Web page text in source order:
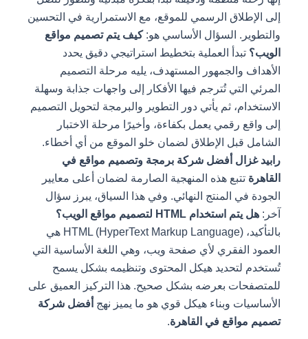
إلى الإطلاق الرسمي للموقع، مع الاستمرارية في التحسين
والتطوير. السؤال الأساسي هو:كيف يتم تصميم مواقع
الويب؟تبدأ العملية بتخطيط استراتيجي دقيق يحدد
الأهداف والجمهور المستهدف، يليه مرحلة التصميم
المرئي التي تُترجم فيها الأفكار إلى واجهات جذابة وسهلة
الاستخدام، ثم يأتي دور التطوير والبرمجة لتحويل التصميم
إلى واقع رقمي يعمل بكفاءة، وأخيرًا مرحلة الاختبار
الشامل قبل الإطلاق لضمان خلو الموقع من أي أخطاء.
رابيد غزال أفضل شركة برمجة وتصميم مواقع في
القاهرةتتبع هذه المنهجية الصارمة لضمان أعلى معايير
الجودة في المنتج النهائي. وفي هذا السياق، يبرز سؤال
آخر:هل يتم استخدام HTML لتصميم مواقع الويب؟
بالتأكيد، HTML (HyperText Markup Language) هي
العمود الفقري لأي صفحة ويب، وهي اللغة الأساسية التي
تُستخدم لتحديد هيكل المحتوى وتنظيمه بشكل يسمح
للمتصفحات بعرضه بشكل صحيح. هذا التركيز العميق على
الأساسيات وبناء هيكل قوي هو ما يميز نهجأفضل شركة
تصميم مواقع في القاهرة.